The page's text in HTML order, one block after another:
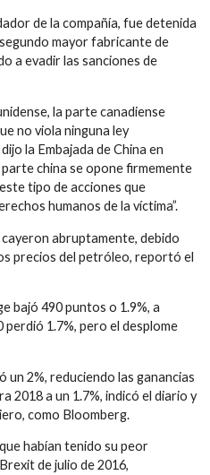
de la compañía, fue detenida
mayor fabricante de
a evadir las sanciones de
la parte canadiense
no viola ninguna ley
la Embajada de China en
china se opone firmemente
tipo de acciones que
humanos de la víctima”.
abruptamente, debido
precios del petróleo, reportó el
bajó 490 puntos o 1.9%, a
perdió 1.7%, pero el desplome
un 2%, reduciendo las ganancias
2018 a un 1.7%, indicó el diario y
como Bloomberg.
habían tenido su peor
de julio de 2016,